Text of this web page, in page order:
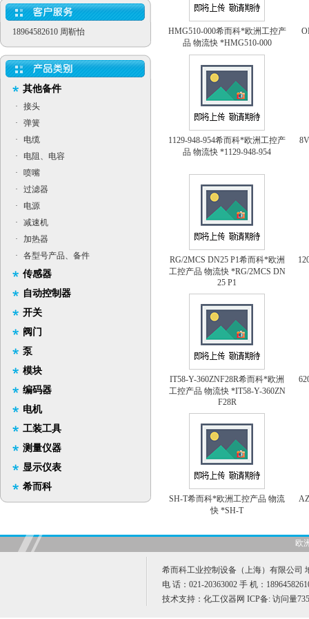
18964582610 周靳怡
其他备件
·
接头
·
弹簧
·
电缆
·
电阻、电容
·
喷嘴
·
过滤器
·
电源
·
减速机
·
加热器
·
各型号产品、备件
传感器
自动控制器
开关
阀门
泵
模块
编码器
电机
工装工具
测量仪器
显示仪表
希而科
HMG510-000希而科*欧洲工控产
品 物流快 *HMG510-000
1129-948-954希而科*欧洲工控产
品 物流快 *1129-948-954
RG/2MCS DN25 P1希而科*欧洲
工控产品 物流快 *RG/2MCS DN
25 P1
IT58-Y-360ZNF28R希而科*欧洲
工控产品 物流快 *IT58-Y-360ZN
F28R
SH-T希而科*欧洲工控产品 物流
快 *SH-T
欧
希而科工业控制设备（上海）有限公司
电 话：021-20363002 手 机：
技术支持： 化工仪器网 ICP备: 访问量